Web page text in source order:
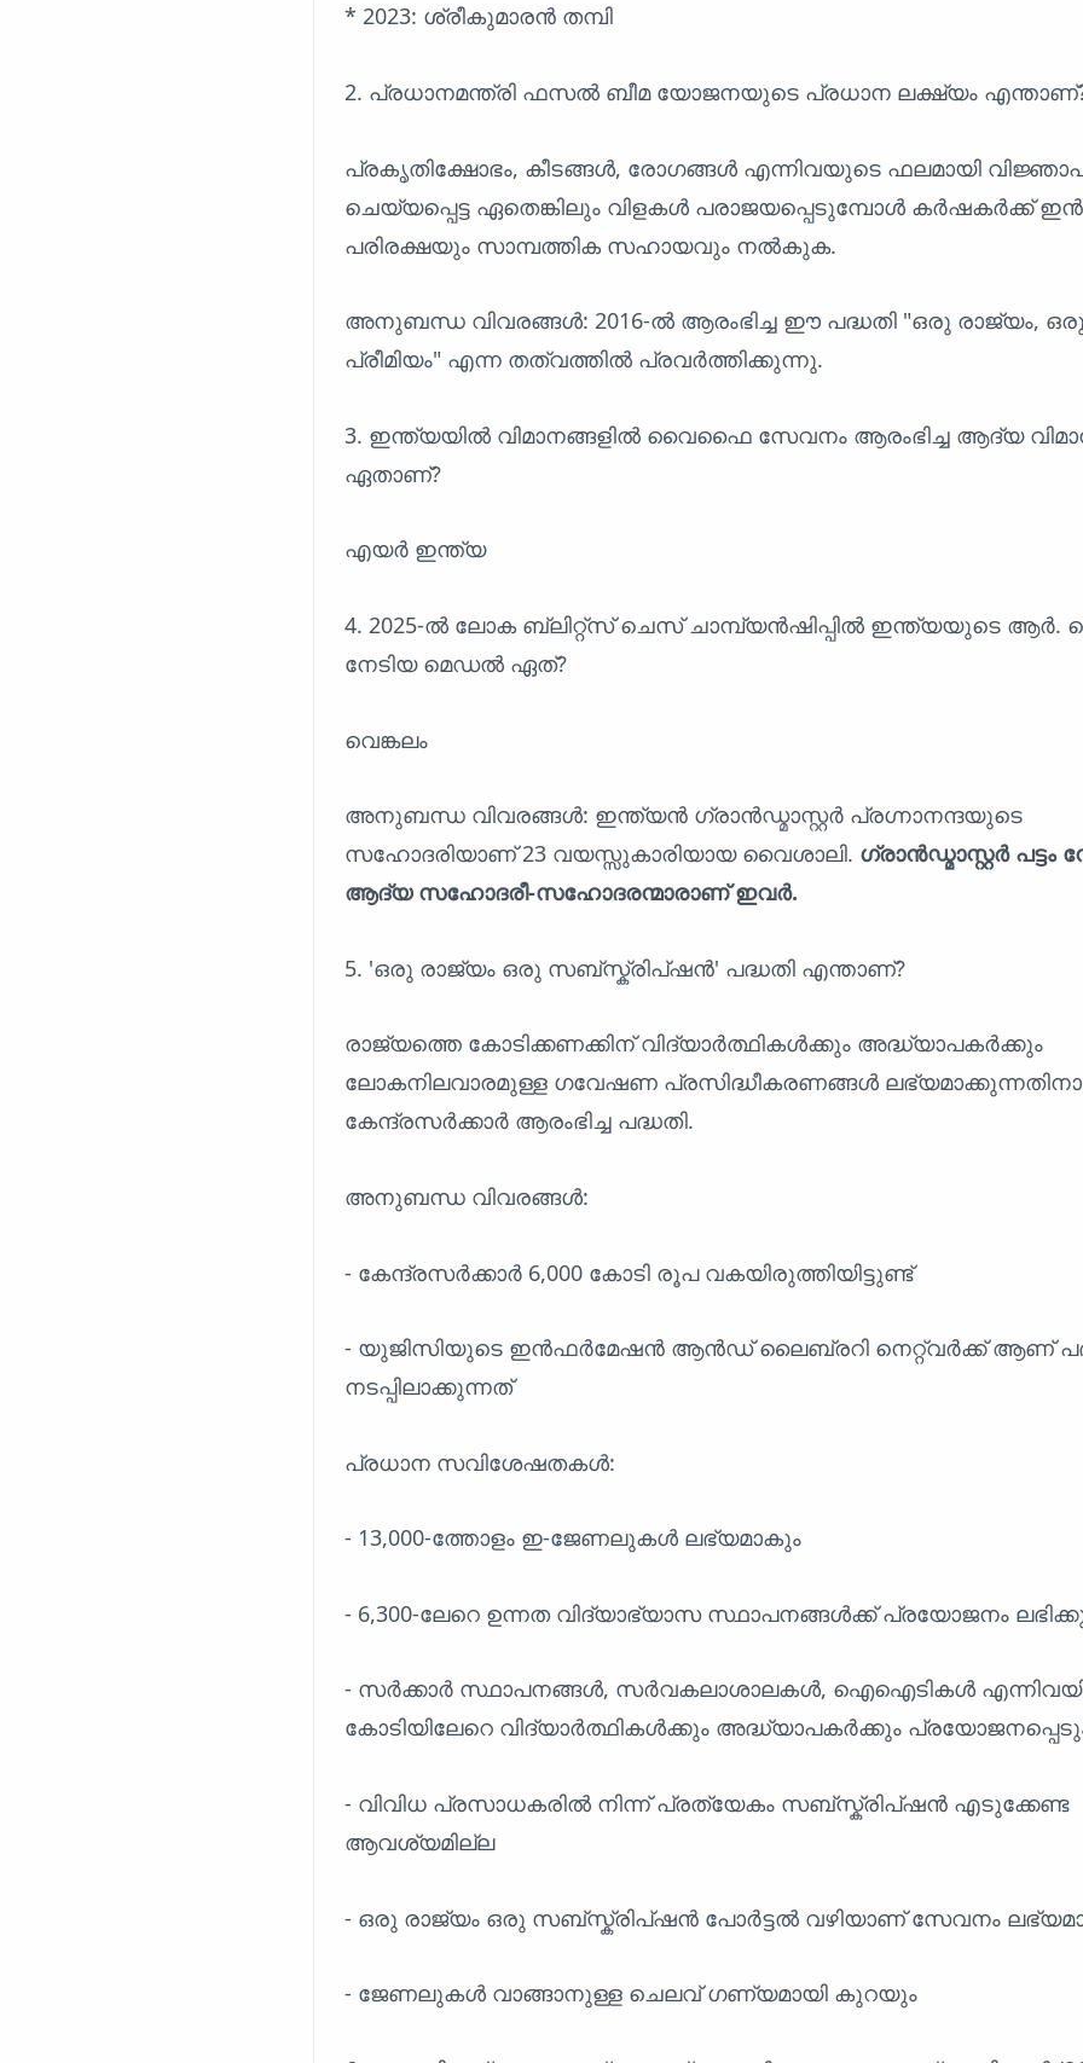
* 2023: ശ്രീകുമാരന്‍ തമ്പി
2. പ്രധാനമന്ത്രി ഫസൽ ബീമ യോജനയുടെ പ്രധാന ലക്ഷ്യം
പ്രകൃതിക്ഷോഭം, കീടങ്ങൾ, രോഗങ്ങൾ എന്നിവയുടെ ഫലമായി
ചെയ്യപ്പെട്ട ഏതെങ്കിലും വിളകൾ പരാജയപ്പെടുമ്പോൾ കർഷകർക്ക്
പരിരക്ഷയും സാമ്പത്തിക സഹായവും നൽകുക.
അനുബന്ധ വിവരങ്ങൾ: 2016-ൽ ആരംഭിച്ച ഈ പദ്ധതി "ഒരു രാജ്യം,
പ്രീമിയം" എന്ന തത്വത്തിൽ പ്രവർത്തിക്കുന്നു.
3. ഇന്ത്യയിൽ വിമാനങ്ങളിൽ വൈഫൈ സേവനം ആരംഭിച്ച ആദ്യ
ഏതാണ്?
എയർ ഇന്ത്യ
4. 2025-ൽ ലോക ബ്ലിറ്റ്സ് ചെസ് ചാമ്പ്യൻഷിപ്പിൽ ഇന്ത്യയുടെ ആർ.
നേടിയ മെഡൽ ഏത്?
വെങ്കലം
അനുബന്ധ വിവരങ്ങൾ: ഇന്ത്യൻ ഗ്രാൻഡ്മാസ്റ്റർ പ്രഗ്നാനന്ദയുടെ
സഹോദരിയാണ് 23 വയസ്സുകാരിയായ വൈശാലി. ഗ്രാൻഡ്മാസ്റ്റർ പട്ടം
ആദ്യ സഹോദരീ-സഹോദരന്മാരാണ് ഇവർ.
5. 'ഒരു രാജ്യം ഒരു സബ്സ്ക്രിപ്ഷൻ' പദ്ധതി എന്താണ്?
രാജ്യത്തെ കോടിക്കണക്കിന് വിദ്യാർത്ഥികൾക്കും അദ്ധ്യാപകർക്കും
ലോകനിലവാരമുള്ള ഗവേഷണ പ്രസിദ്ധീകരണങ്ങൾ
കേന്ദ്രസർക്കാർ ആരംഭിച്ച പദ്ധതി.
അനുബന്ധ വിവരങ്ങൾ:
- കേന്ദ്രസർക്കാർ 6,000 കോടി രൂപ വകയിരുത്തിയിട്ടുണ്ട്
- യുജിസിയുടെ ഇൻഫർമേഷൻ ആൻഡ് ലൈബ്രറി നെറ്റ്‌വർക്ക് ആണ്
നടപ്പിലാക്കുന്നത്
പ്രധാന സവിശേഷതകൾ:
- 13,000-ത്തോളം ഇ-ജേണലുകൾ ലഭ്യമാകും
- 6,300-ലേറെ ഉന്നത വിദ്യാഭ്യാസ സ്ഥാപനങ്ങൾക്ക് പ്രയോജനം
- സർക്കാർ സ്ഥാപനങ്ങൾ, സർവകലാശാലകൾ, ഐഐടികൾ
കോടിയിലേറെ വിദ്യാർത്ഥികൾക്കും അദ്ധ്യാപകർക്കും
- വിവിധ പ്രസാധകരിൽ നിന്ന് പ്രത്യേകം സബ്സ്ക്രിപ്ഷൻ എടുക്കേണ്ട
ആവശ്യമില്ല
- ഒരു രാജ്യം ഒരു സബ്സ്ക്രിപ്ഷൻ പോർട്ടൽ വഴിയാണ് സേവനം
- ജേണലുകൾ വാങ്ങാനുള്ള ചെലവ് ഗണ്യമായി കുറയും